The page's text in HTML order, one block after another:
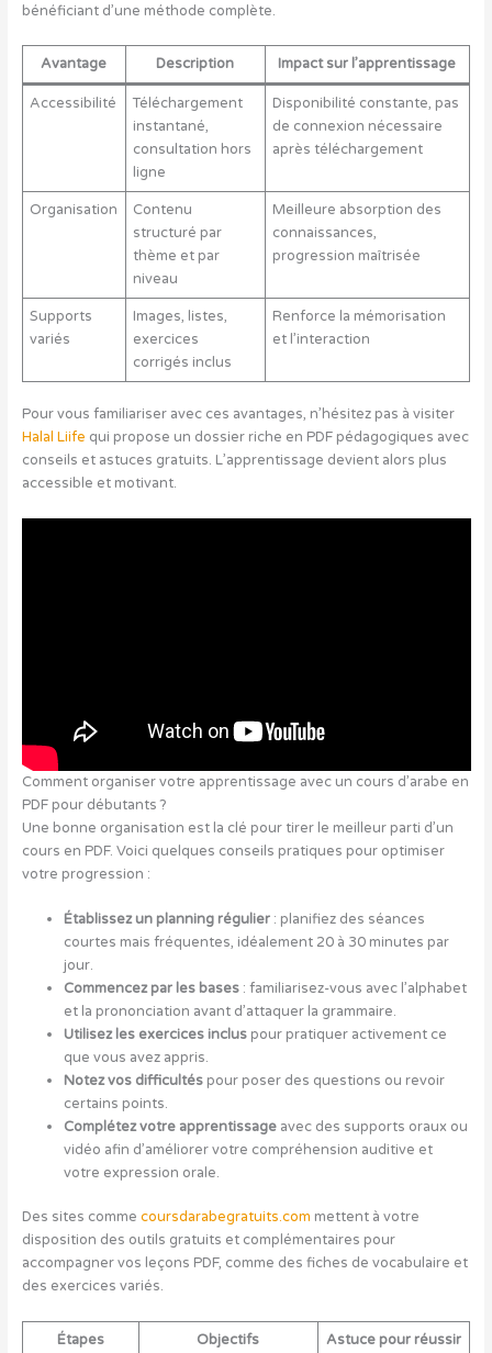
bénéficiant d’une méthode complète.
Avantage Description Impact sur l’apprentissage
Accessibilité
Téléchargement
instantané,
consultation hors
ligne
Disponibilité constante, pas
de connexion nécessaire
après téléchargement
Organisation
Contenu
structuré par
thème et par
niveau
Meilleure absorption des
connaissances,
progression maîtrisée
Supports
variés
Images, listes,
exercices
corrigés inclus
Renforce la mémorisation
et l’interaction
Pour vous familiariser avec ces avantages, n’hésitez pas à visiter
Halal Liife qui propose un dossier riche en PDF pédagogiques avec
conseils et astuces gratuits. L’apprentissage devient alors plus
accessible et motivant.
Comment organiser votre apprentissage avec un cours d’arabe en
PDF pour débutants ?
Une bonne organisation est la clé pour tirer le meilleur parti d’un
cours en PDF. Voici quelques conseils pratiques pour optimiser
votre progression :
Établissez un planning régulier: planifiez des séances
courtes mais fréquentes, idéalement 20 à 30 minutes par
jour.
Commencez par les bases: familiarisez-vous avec l’alphabet
et la prononciation avant d’attaquer la grammaire.
Utilisez les exercices incluspour pratiquer activement ce
que vous avez appris.
Notez vos difficultéspour poser des questions ou revoir
certains points.
Complétez votre apprentissageavec des supports oraux ou
vidéo afin d’améliorer votre compréhension auditive et
votre expression orale.
Des sites comme coursdarabegratuits.com mettent à votre
disposition des outils gratuits et complémentaires pour
accompagner vos leçons PDF, comme des fiches de vocabulaire et
des exercices variés.
Étapes Objectifs Astuce pour réussir